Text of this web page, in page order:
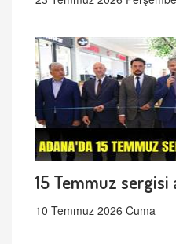
15 Temmuz sergisi
10 Temmuz 2026 Cuma